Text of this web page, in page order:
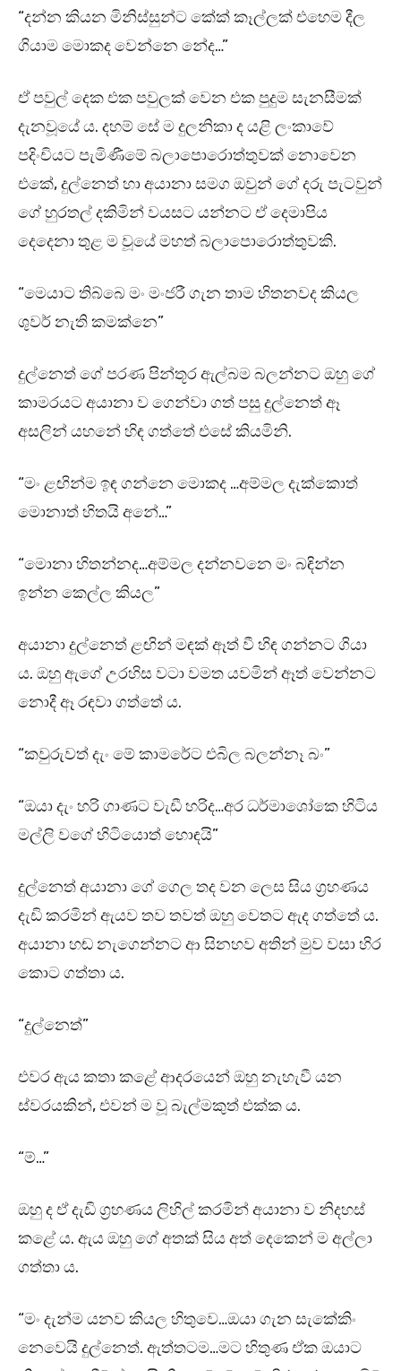
“දන්න කියන මිනිස්සුන්ට කේක් කෑල්ලක් එහෙම දීල
ගියාම මොකද වෙන්නෙ නේද…”
ඒ පවුල් දෙක එක පවුලක් වෙන එක පුදුම සැනසීමක්
දැනවූයේ ය. දහම් සේ ම දුලනිකා ද යළි ලංකාවේ
පදිංචියට පැමිණීමේ බලාපොරොත්තුවක් නොවෙන
එකේ, දුල්නෙත් හා අයානා සමග ඔවුන් ගේ දරු පැටවුන්
ගේ හුරතල් දකිමින් වයසට යන්නට ඒ දෙමාපිය
දෙදෙනා තුළ ම වූයේ මහත් බලාපොරොත්තුවකි.
“මෙයාට තිබ්බෙ මං මංජරී ගැන තාම හිතනවද කියල
ශුවර් නැති කමක්නෙ”
දුල්නෙත් ගේ පරණ පින්තූර ඇල්බම බලන්නට ඔහු ගේ
කාමරයට අයානා ව ගෙන්වා ගත් පසු දුල්නෙත් ඈ
අසලින් යහනේ හිඳ ගත්තේ එසේ කියමිනි.
“මං ළඟින්ම ඉඳ ගන්නෙ මොකද …අම්මල දැක්කොත්
මොනාත් හිතයි අනේ…”
“මොනා හිතන්නද…අම්මල දන්නවනෙ මං බඳින්න
ඉන්න කෙල්ල කියල”
අයානා දුල්නෙත් ළඟින් මඳක් ඈත් වී හිඳ ගන්නට ගියා
ය. ඔහු ඇගේ උරහිස වටා වමත යවමින් ඈත් වෙන්නට
නොදී ඈ රඳවා ගත්තේ ය.
“කවුරුවත් දැං මේ කාමරේට එබිල බලන්නෑ බං”
“ඔයා දැං හරි ගාණට වැඩී හරිද…අර ධර්මාශෝකෙ හිටිය
මල්ලි වගේ හිටියොත් හොඳයි”
දුල්නෙත් අයානා ගේ ගෙල තද වන ලෙස සිය ග්‍රහණය
දැඩි කරමින් ඇයව තව තවත් ඔහු වෙතට ඇද ගත්තේ ය.
අයානා හඬ නැගෙන්නට ආ සිනහව අතින් මුව වසා හිර
කොට ගත්තා ය.
“දුල්නෙත්”
එවර ඇය කතා කළේ ආදරයෙන් ඔහු නැහැවී යන
ස්වරයකින්, එවන් ම වූ බැල්මකුත් එක්ක ය.
“ම්…”
ඔහු ද ඒ දැඩි ග්‍රහණය ලිහිල් කරමින් අයානා ව නිදහස්
කළේ ය. ඇය ඔහු ගේ අතක් සිය අත් දෙකෙන් ම අල්ලා
ගත්තා ය.
“මං දැන්ම යනව කියල හිතුවෙ…ඔයා ගැන සැකේකිං
නෙවෙයි දුල්නෙත්. ඇත්තටම…මට හිතුණ ඒක ඔයාට